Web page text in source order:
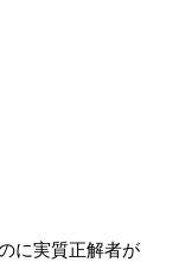
に実質正解者が